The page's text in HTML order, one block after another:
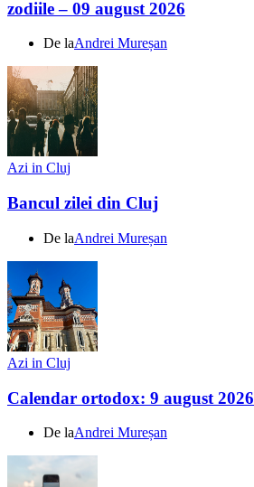
zodiile – 09 august 2026
De laAndrei Mureșan
Azi in Cluj
Bancul zilei din Cluj
De laAndrei Mureșan
Azi in Cluj
Calendar ortodox: 9 august 2026
De laAndrei Mureșan